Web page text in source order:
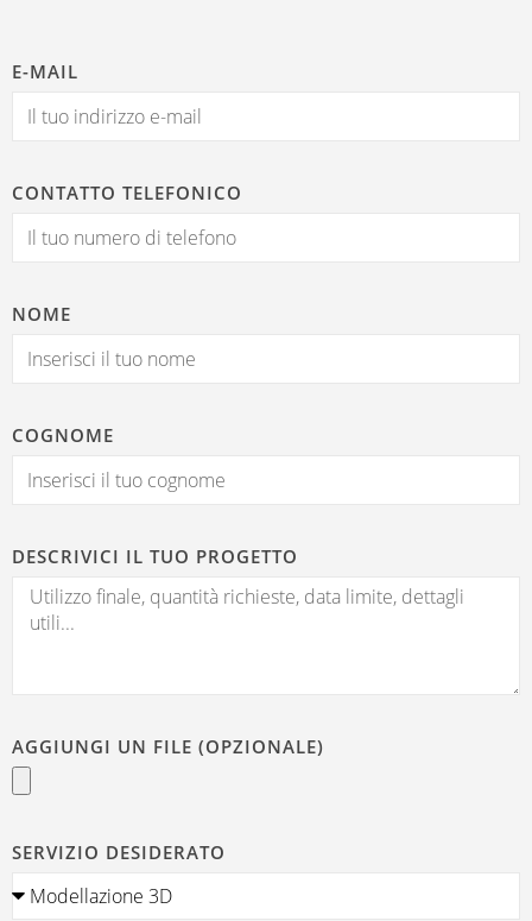
E-MAIL
CONTATTO TELEFONICO
NOME
COGNOME
DESCRIVICI IL TUO PROGETTO
AGGIUNGI UN FILE (OPZIONALE)
SERVIZIO DESIDERATO